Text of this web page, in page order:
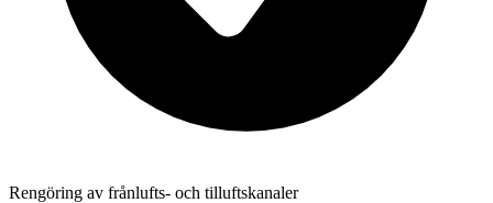
Rengöring av frånlufts- och tilluftskanaler